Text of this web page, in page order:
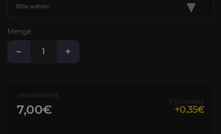
Bitte wählen ▾
Menge
− +
GESAMTPREIS
7,00€
5 % Cashback
+0.35€